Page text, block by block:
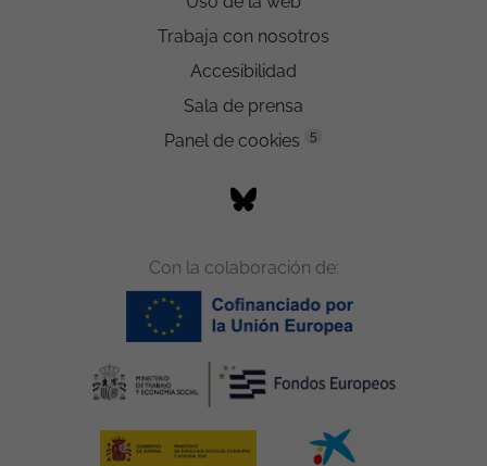
Trabaja con nosotros
Accesibilidad
Sala de prensa
Panel de cookies
5
Con la colaboración de: